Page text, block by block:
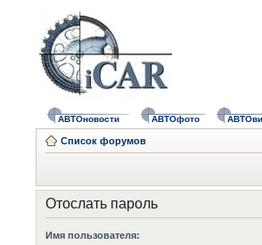
АВТОновости АВТОфото
Список форумов
Отослать пароль
Имя пользователя: